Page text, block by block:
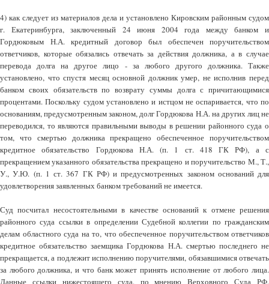
4) как следует из материалов дела и установлено Кировским районным судом
г. Екатеринбурга, заключенный 24 июня 2004 года между банком и
Гордюковым Н.А. кредитный договор был обеспечен поручительством
ответчиков, которые обязались отвечать за действия должника, а в случае
перевода долга на другое лицо - за любого другого должника. Также
установлено, что спустя месяц основной должник умер, не исполнив перед
банком своих обязательств по возврату суммы долга с причитающимися
процентами. Поскольку судом установлено и истцом не оспаривается, что по
основаниям, предусмотренным законом, долг Гордюкова Н.А. на других лиц не
переводился, то являются правильными выводы в решении районного суда о
том, что смертью должника прекращено обеспеченное поручительством
кредитное обязательство Гордюкова Н.А. (п. 1 ст. 418 ГК РФ), а с
прекращением указанного обязательства прекращено и поручительство М., Т.,
У., У.Ю. (п. 1 ст. 367 ГК РФ) и предусмотренных законом оснований для
удовлетворения заявленных банком требований не имеется.
Суд посчитал несостоятельными в качестве оснований к отмене решения
районного суда ссылки в определении Судебной коллегии по гражданским
делам областного суда на то, что обеспеченное поручительством ответчиков
кредитное обязательство заемщика Гордюкова Н.А. смертью последнего не
прекращается, а подлежит исполнению поручителями, обязавшимися отвечать
за любого должника, и что банк может принять исполнение от любого лица.
Данные ссылки нижестоящего суда, по мнению Верховного Суда РФ,